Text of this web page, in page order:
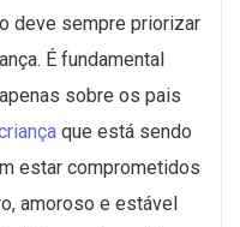
deve sempre priorizar
É fundamental
sobre os pais
que está sendo
estar comprometidos
amoroso e estável